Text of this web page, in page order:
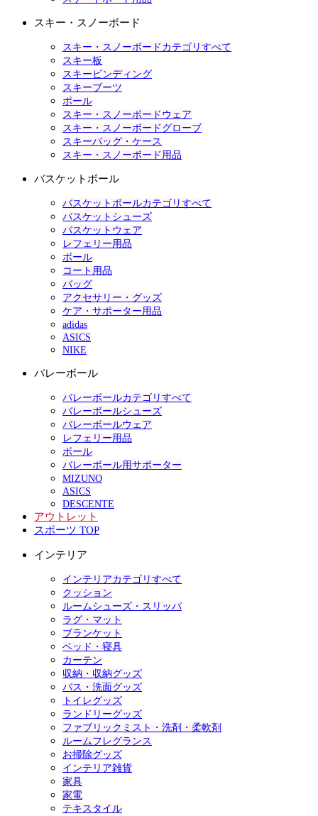
スキー・スノーボード
スキー・スノーボードカテゴリすべて
スキー板
スキービンディング
スキーブーツ
ポール
スキー・スノーボードウェア
スキー・スノーボードグローブ
スキーバッグ・ケース
スキー・スノーボード用品
バスケットボール
バスケットボールカテゴリすべて
バスケットシューズ
バスケットウェア
レフェリー用品
ボール
コート用品
バッグ
アクセサリー・グッズ
ケア・サポーター用品
adidas
ASICS
NIKE
バレーボール
バレーボールカテゴリすべて
バレーボールシューズ
バレーボールウェア
レフェリー用品
ボール
バレーボール用サポーター
MIZUNO
ASICS
DESCENTE
アウトレット
スポーツ TOP
インテリア
インテリアカテゴリすべて
クッション
ルームシューズ・スリッパ
ラグ・マット
ブランケット
ベッド・寝具
カーテン
収納・収納グッズ
バス・洗面グッズ
トイレグッズ
ランドリーグッズ
ファブリックミスト・洗剤・柔軟剤
ルームフレグランス
お掃除グッズ
インテリア雑貨
家具
家電
テキスタイル